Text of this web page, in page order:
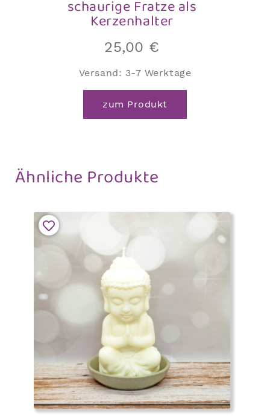
schaurige Fratze als
Kerzenhalter
25,00 €
Versand: 3-7 Werktage
zum Produkt
Ähnliche Produkte